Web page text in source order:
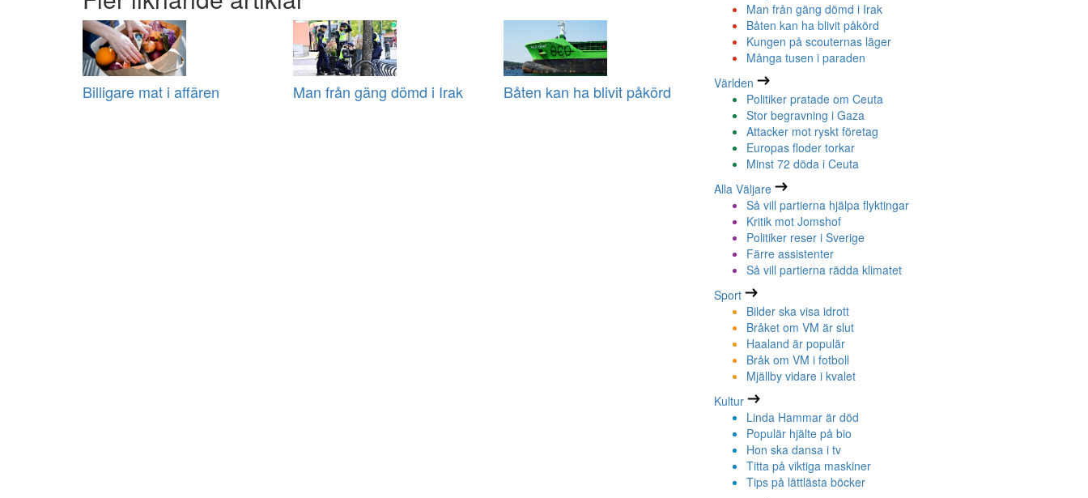
Billigare mat i affären Man från gäng dömd i Irak Båten kan ha blivit påkörd
Man från gäng dömd i Irak
Båten kan ha blivit påkörd
Kungen på scouternas läger
Många tusen i paraden
Världen
Politiker pratade om Ceuta
Stor begravning i Gaza
Attacker mot ryskt företag
Europas floder torkar
Minst 72 döda i Ceuta
Alla Väljare
Så vill partierna hjälpa flyktingar
Kritik mot Jomshof
Politiker reser i Sverige
Färre assistenter
Så vill partierna rädda klimatet
Sport
Bilder ska visa idrott
Bråket om VM är slut
Haaland är populär
Bråk om VM i fotboll
Mjällby vidare i kvalet
Kultur
Linda Hammar är död
Populär hjälte på bio
Hon ska dansa i tv
Titta på viktiga maskiner
Tips på lättlästa böcker